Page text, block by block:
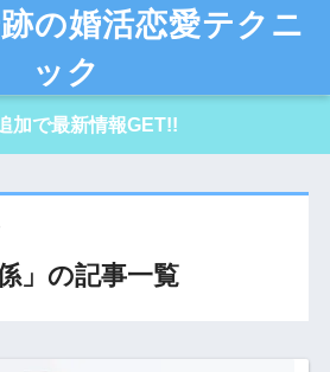
の婚活恋愛テクニ
ック
加で最新情報GET!!
」の記事一覧